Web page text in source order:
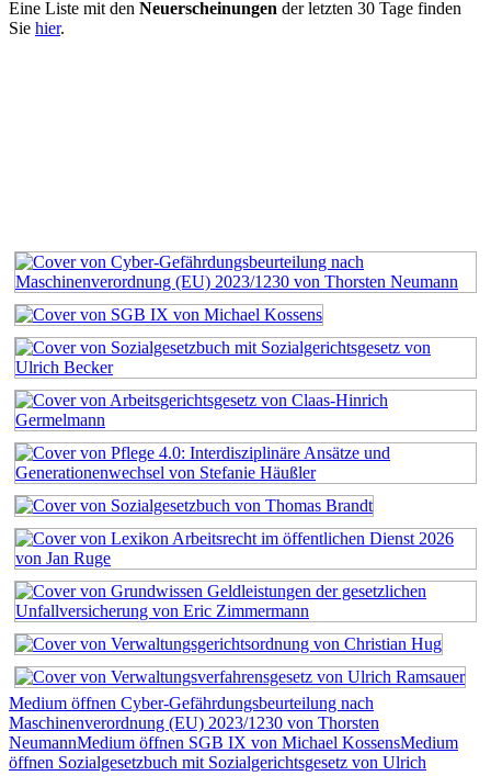
Eine Liste mit den Neuerscheinungen der letzten 30 Tage finden
Sie hier.
Medium öffnen Cyber-Gefährdungsbeurteilung nach
Maschinenverordnung (EU) 2023/1230 von Thorsten
NeumannMedium öffnen SGB IX von Michael KossensMedium
öffnen Sozialgesetzbuch mit Sozialgerichtsgesetz von Ulrich